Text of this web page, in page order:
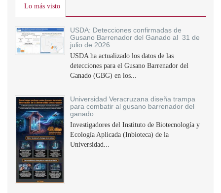
Lo más visto
USDA: Detecciones confirmadas de
Gusano Barrenador del Ganado al 31 de
julio de 2026
USDA ha actualizado los datos de las
detecciones para el Gusano Barrenador del
Ganado (GBG) en los...
Universidad Veracruzana diseña trampa
para combatir al gusano barrenador del
ganado
Investigadores del Instituto de Biotecnología y
Ecología Aplicada (Inbioteca) de la
Universidad...